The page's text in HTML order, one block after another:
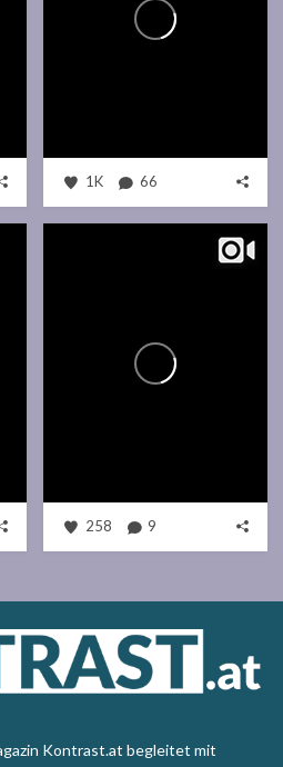
1K 66
258 9
Kontrast.at begleitet mit